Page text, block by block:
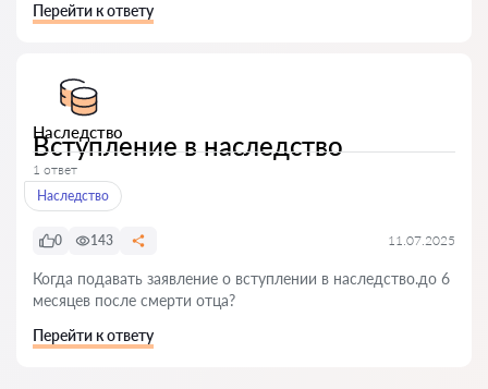
Перейти к ответу
Наследство
Вступление в наследство
1 ответ
Наследство
0 143 11.07.2025
Когда подавать заявление о вступлении в наследство.до 6
месяцев после смерти отца?
Перейти к ответу